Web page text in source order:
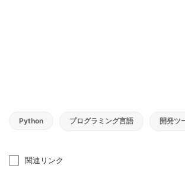
Python プログラミング言語 開発ツ
関連リンク